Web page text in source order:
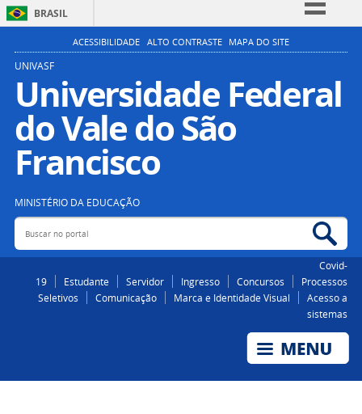
BRASIL
Simplifique!
Participe
Acesso à informação
Legislação
ACESSIBILIDADE ALTO CONTRASTE MAPA DO SITE
UNIVASF
Universidade Federal
do Vale do São
Francisco
MINISTÉRIO DA EDUCAÇÃO
Buscar no portal
Covid-
19
Estudante Servidor Ingresso Concursos
Processos
Seletivos
Comunicação Marca e Identidade Visual
Acesso a
sistemas